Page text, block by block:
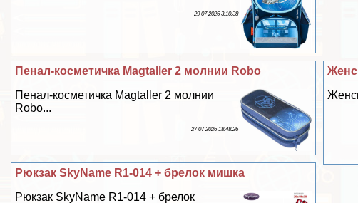
29 07 2026 3:10:38
Пенал-косметичка Magtaller 2 молнии Robo
Пенал-косметичка Magtaller 2 молнии
Robo...
27 07 2026 18:48:26
Рюкзак SkyName R1-014 + брелок мишка
Рюкзак SkyName R1-014 + брелок